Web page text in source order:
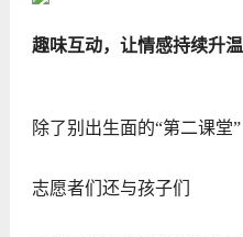
趣味互动，让情感持续升温
除了别出生面的“第二课堂”
志愿者们还与孩子们